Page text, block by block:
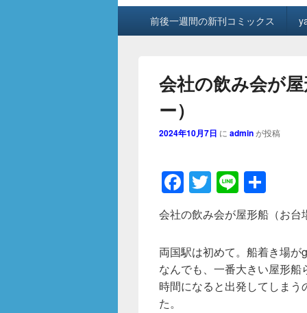
前後一週間の新刊コミックス
会社の飲み会が
ー）
2024年10月7日 に adminが投稿
F
a
c
e
b
o
T
wi
tt
er
Li
n
e
有
会社の飲み会が屋形船（お
両国駅は初めて。船着き場
なんでも、一番大きい屋形船
時間になると出発してしま
た。